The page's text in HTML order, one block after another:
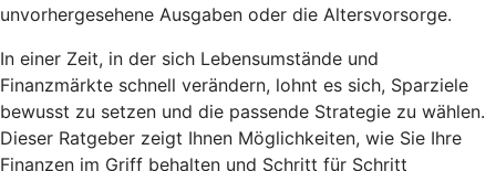
unvorhergesehene Ausgaben oder die Altersvorsorge.
In einer Zeit, in der sich Lebensumstände und
Finanzmärkte schnell verändern, lohnt es sich, Sparziele
bewusst zu setzen und die passende Strategie zu wählen.
Dieser Ratgeber zeigt Ihnen Möglichkeiten, wie Sie Ihre
Finanzen im Griff behalten und Schritt für Schritt